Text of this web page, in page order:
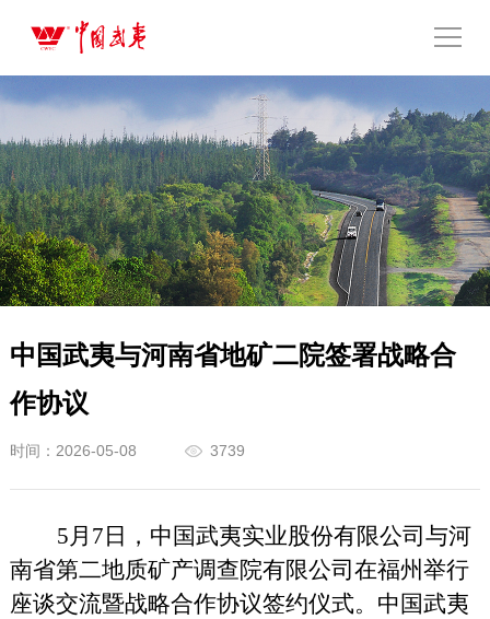
中国武夷与河南省地矿二院签署战略合
作协议
时间：2026-05-08 3739
5月7日，中国武夷实业股份有限公司与河
南省第二地质矿产调查院有限公司在福州举行
座谈交流暨战略合作协议签约仪式。中国武夷